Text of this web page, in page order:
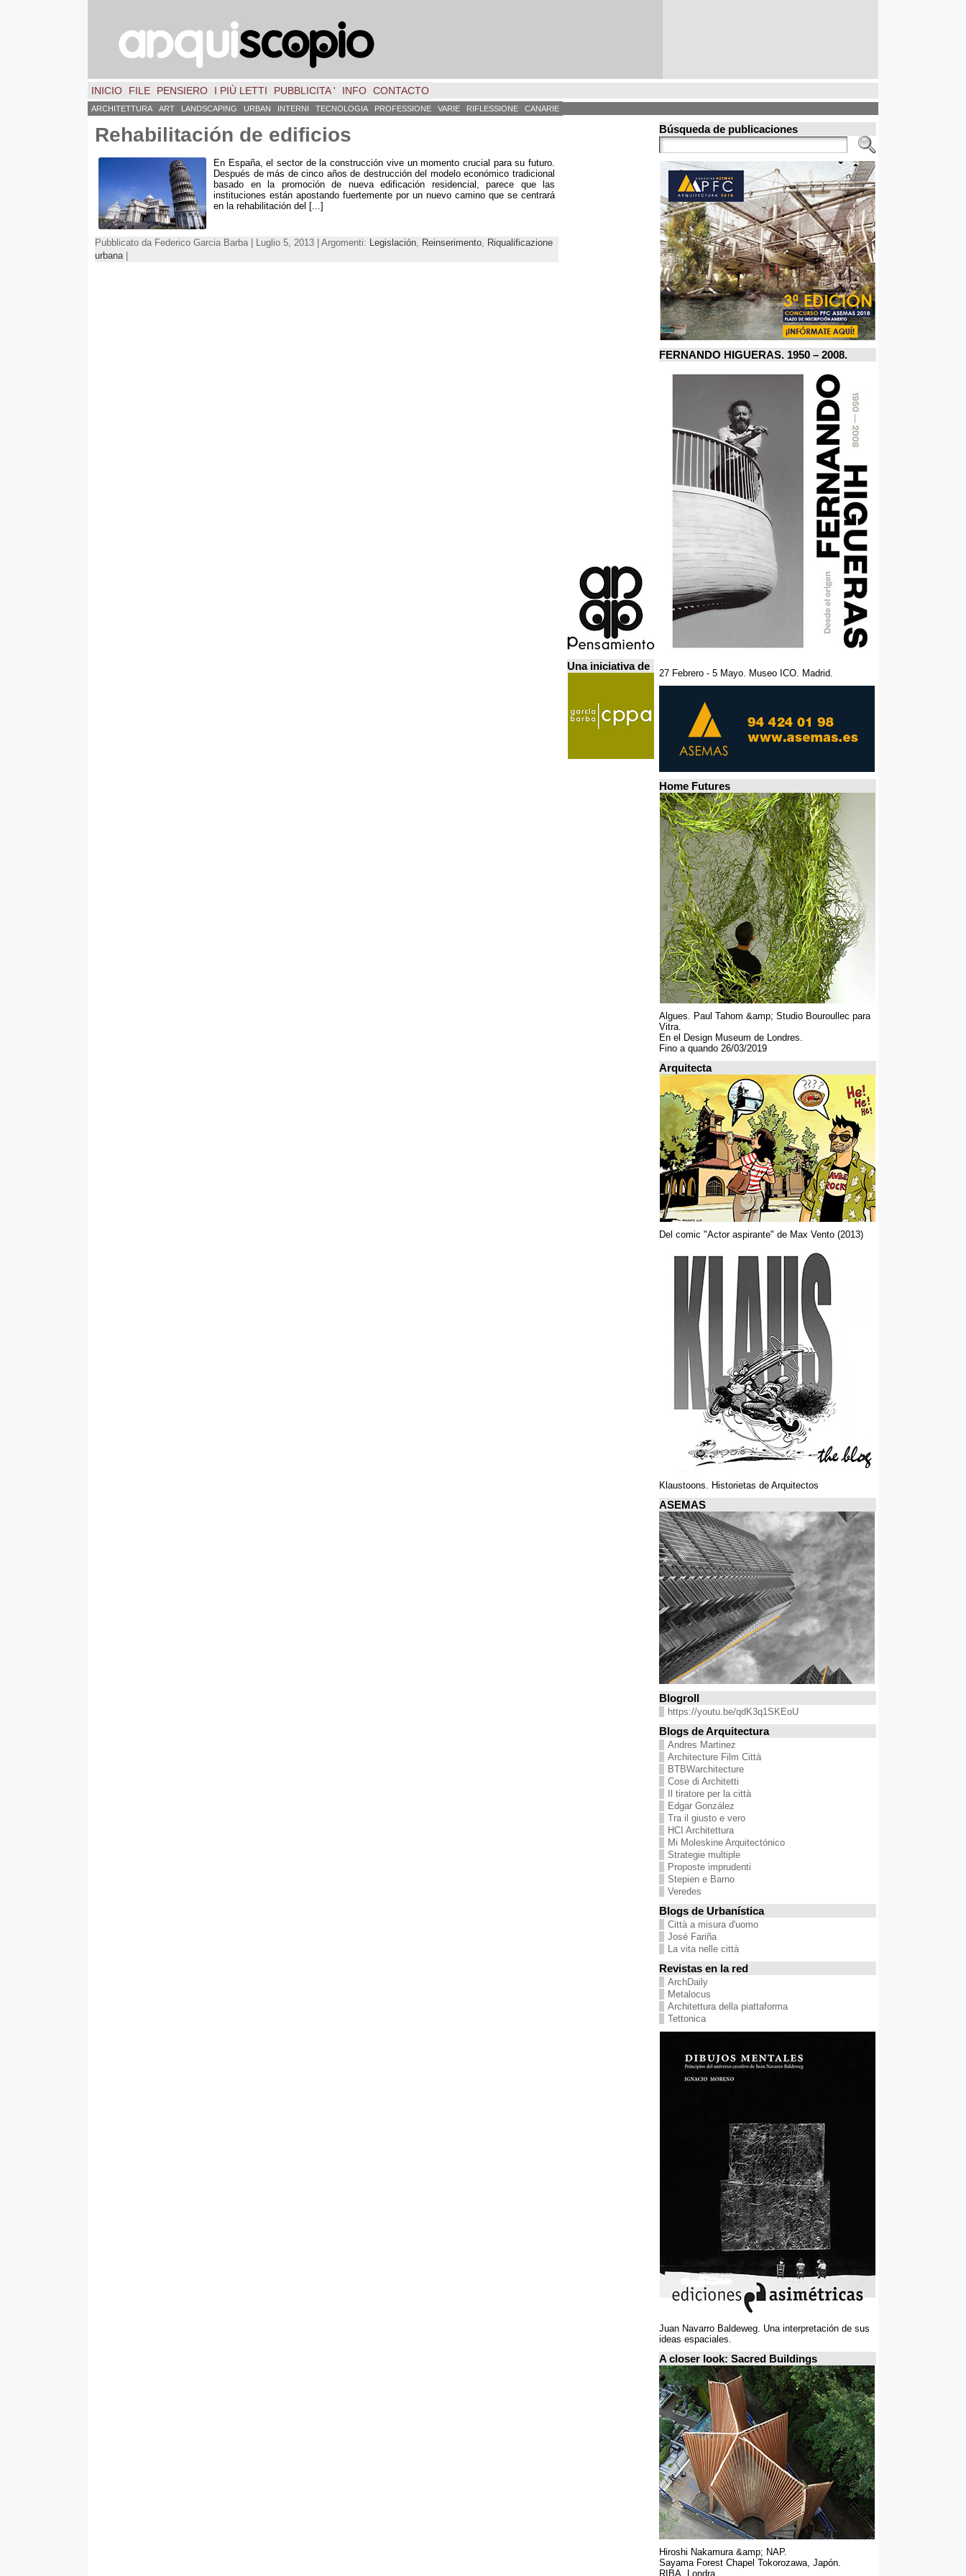
INICIO FILE PENSIERO I PIÙ LETTI PUBBLICITA ' INFO CONTACTO
ARCHITETTURA ART LANDSCAPING URBAN INTERNI TECNOLOGIA PROFESSIONE VARIE RIFLESSIONE CANARIE
Rehabilitación de edificios
En España,el sector de la construcción vive un momento crucial para su futuro
Después de más de cinco años de destrucción del modelo económico tradicional
basado en la promoción de nueva edificación residencial
parece que las
instituciones están apostando fuertemente por un nuevo camino que se centrará
en la rehabilitación del [...]
Pubblicato da Federico Garcia Barba | Luglio 5, 2013 | Argomenti: Legislación Reinserimento
Riqualificazione
urbana
Una iniciativa de
Búsqueda de publicaciones
FERNANDO HIGUERAS. 1950 – 2008.
27 Febrero - 5 Mayo. Museo ICO. Madrid.
Home Futures
Algues. Paul Tahom &amp; Studio Bouroullec para
Vitra.
En el Design Museum de Londres.
Fino a quando 26/03/2019
Arquitecta
Del comic "Actor aspirante" de Max Vento (2013)
Klaustoons. Historietas de Arquitectos
ASEMAS
Blogroll
https://youtu.be/qdK3q1SKEoU
Blogs de Arquitectura
Andres Martinez
Architecture Film Città
BTBWarchitecture
Cose di Architetti
Il tiratore per la città
Edgar González
Tra il giusto e vero
HCI Architettura
Mi Moleskine Arquitectónico
Strategie multiple
Proposte imprudenti
Stepien e Barno
Veredes
Blogs de Urbanística
Città a misura d'uomo
José Fariña
La vita nelle città
Revistas en la red
ArchDaily
Metalocus
Architettura della piattaforma
Tettonica
Juan Navarro Baldeweg. Una interpretación de sus
ideas espaciales.
A closer look: Sacred Buildings
Hiroshi Nakamura &amp; NAP.
Sayama Forest Chapel Tokorozawa, Japón.
RIBA, Londra.